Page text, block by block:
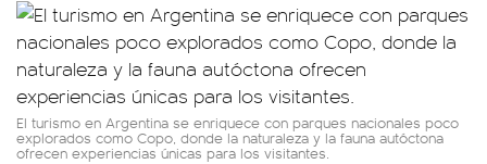
El turismo en Argentina se enriquece con parques nacionales poco
explorados como Copo, donde la naturaleza y la fauna autóctona
ofrecen experiencias únicas para los visitantes.